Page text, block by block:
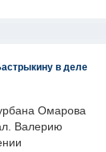
в деле
Омарова
Валерию